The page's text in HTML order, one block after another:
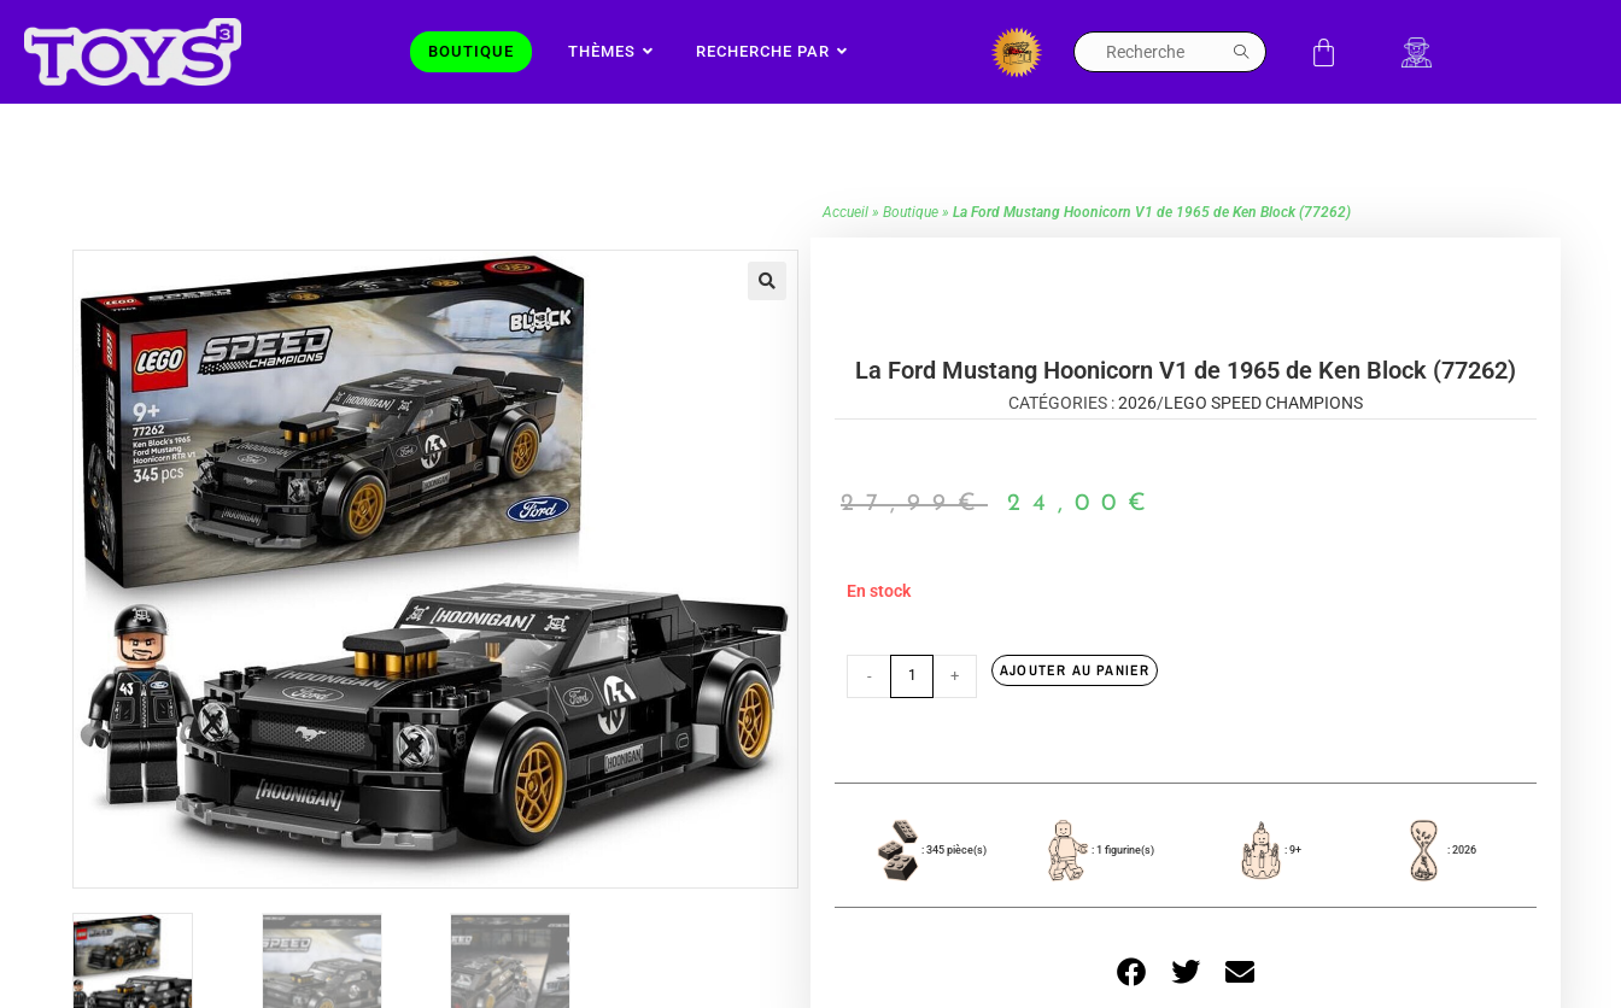
BOUTIQUE THÈMES RECHERCHE PAR
Accueil » Boutique » La Ford Mustang Hoonicorn V1 de 1965 de Ken Block (77262)
La Ford Mustang Hoonicorn V1 de 1965 de Ken Block (77262)
CATÉGORIES :2026/LEGO SPEED CHAMPIONS
27,99€ 24,00 €
En stock
- + AJOUTER AU PANIER
: 345 pièce(s) : 1 figurine(s) : 9+ : 2026